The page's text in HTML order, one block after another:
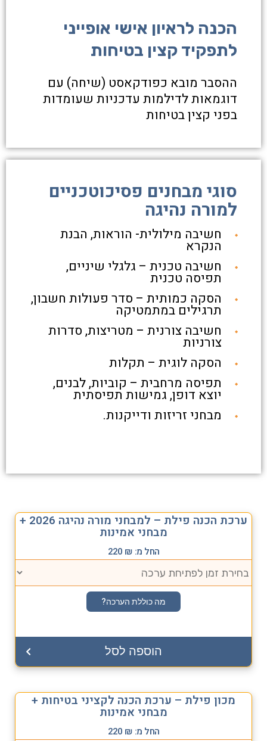
הכנה לראיון אישי אופייני
לתפקיד קצין בטיחות
ההסבר מובא כפודקאסט (שיחה) עם
דוגמאות לדילמות עדכניות שעומדות
בפני קצין בטיחות
סוגי מבחנים פסיכוטכניים
למורה נהיגה
חשיבה מילולית- הוראות, הבנת
הנקרא
חשיבה טכנית – גלגלי שיניים,
תפיסה טכנית
הסקה כמותית – סדר פעולות חשבון,
תרגילים במתמטיקה
חשיבה צורנית – מטריצות, סדרות
צורניות
הסקה לוגית – תקלות
תפיסה מרחבית – קוביות, לבנים,
יוצא דופן, גמישות תפיסתית
מבחני זריזות ודייקנות.
ערכת הכנה פילת – למבחני מורה נהיגה 2026 +
מבחני אמינות
החל מ: 220 ₪
הוספה לסל
מה כוללת הערכה?
מכון פילת – ערכת הכנה לקציני בטיחות +
מבחני אמינות
החל מ: 220 ₪